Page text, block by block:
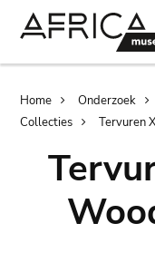
Home Onderzoek
Collecties
Tervuren